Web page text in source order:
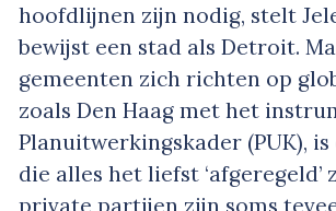
hoofdlijnen zijn nodig, stelt
bewijst een stad als Detroit.
gemeenten zich richten op
zoals Den Haag met het
Planuitwerkingskader (PUK),
die alles het liefst ‘afgeregeld’
private partijen zijn soms